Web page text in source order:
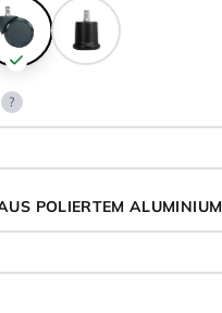
?
POLIERTEM ALUMINIUM